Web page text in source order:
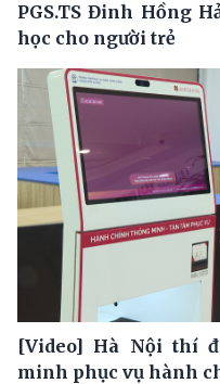
PGS.TS Đinh Hồng
học cho người trẻ
[Video] Hà Nội thí
minh phục vụ hành